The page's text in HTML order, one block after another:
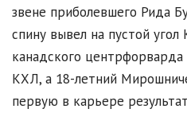
звене приболевшего Рида
спину вывел на пустой
канадского
КХЛ, а 18-летний
первую в карьере